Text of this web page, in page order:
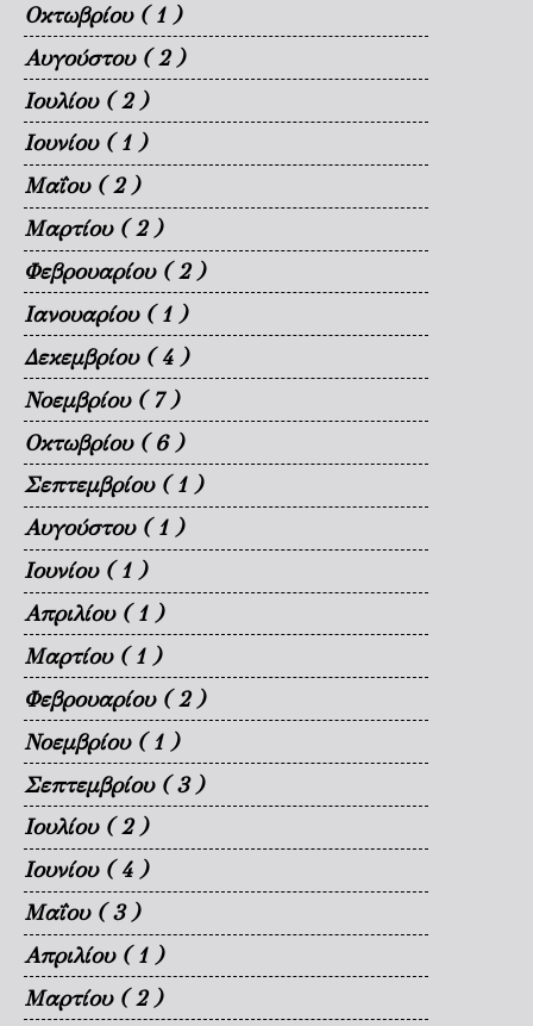
Οκτωβρίου ( 1 )
Αυγούστου ( 2 )
Ιουλίου ( 2 )
Ιουνίου ( 1 )
Μαΐου ( 2 )
Μαρτίου ( 2 )
Φεβρουαρίου ( 2 )
Ιανουαρίου ( 1 )
Δεκεμβρίου ( 4 )
Νοεμβρίου ( 7 )
Οκτωβρίου ( 6 )
Σεπτεμβρίου ( 1 )
Αυγούστου ( 1 )
Ιουνίου ( 1 )
Απριλίου ( 1 )
Μαρτίου ( 1 )
Φεβρουαρίου ( 2 )
Νοεμβρίου ( 1 )
Σεπτεμβρίου ( 3 )
Ιουλίου ( 2 )
Ιουνίου ( 4 )
Μαΐου ( 3 )
Απριλίου ( 1 )
Μαρτίου ( 2 )